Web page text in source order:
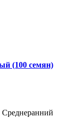
(100 семян)
Среднеранний